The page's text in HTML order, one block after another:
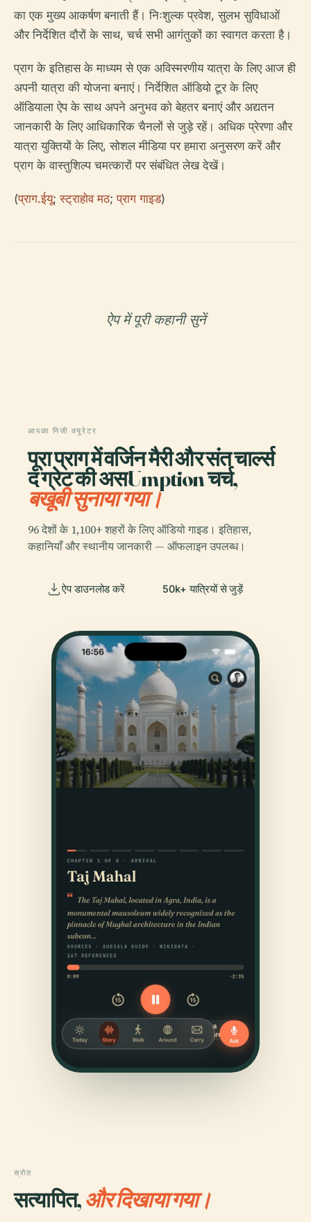
का एक मुख्य आकर्षण बनाती हैं। निःशुल्क प्रवेश, सुलभ सुविधाओं
और निर्देशित दौरों के साथ, चर्च सभी आगंतुकों का स्वागत करता है।
प्राग के इतिहास के माध्यम से एक अविस्मरणीय यात्रा के लिए आज ही
अपनी यात्रा की योजना बनाएं। निर्देशित ऑडियो टूर के लिए
ऑडियाला ऐप के साथ अपने अनुभव को बेहतर बनाएं और अद्यतन
जानकारी के लिए आधिकारिक चैनलों से जुड़े रहें। अधिक प्रेरणा और
यात्रा युक्तियों के लिए, सोशल मीडिया पर हमारा अनुसरण करें और
प्राग के वास्तुशिल्प चमत्कारों पर संबंधित लेख देखें।
(प्राग.ईयू;स्ट्राहोव मठ;प्राग गाइड)
ऐप में पूरी कहानी सुनें
आपका निजी क्यूरेटर
पूरा प्राग में वर्जिन मैरी और संत चार्ल्स
द ग्रेट की असUmption चर्च,
बखूबी सुनाया गया।
96 देशों के 1,100+ शहरों के लिए ऑडियो गाइड। इतिहास,
कहानियाँ और स्थानीय जानकारी — ऑफलाइन उपलब्ध।
ऐप डाउनलोड करें 50k+ यात्रियों से जुड़ें
स्रोत
सत्यापित,और दिखाया गया।